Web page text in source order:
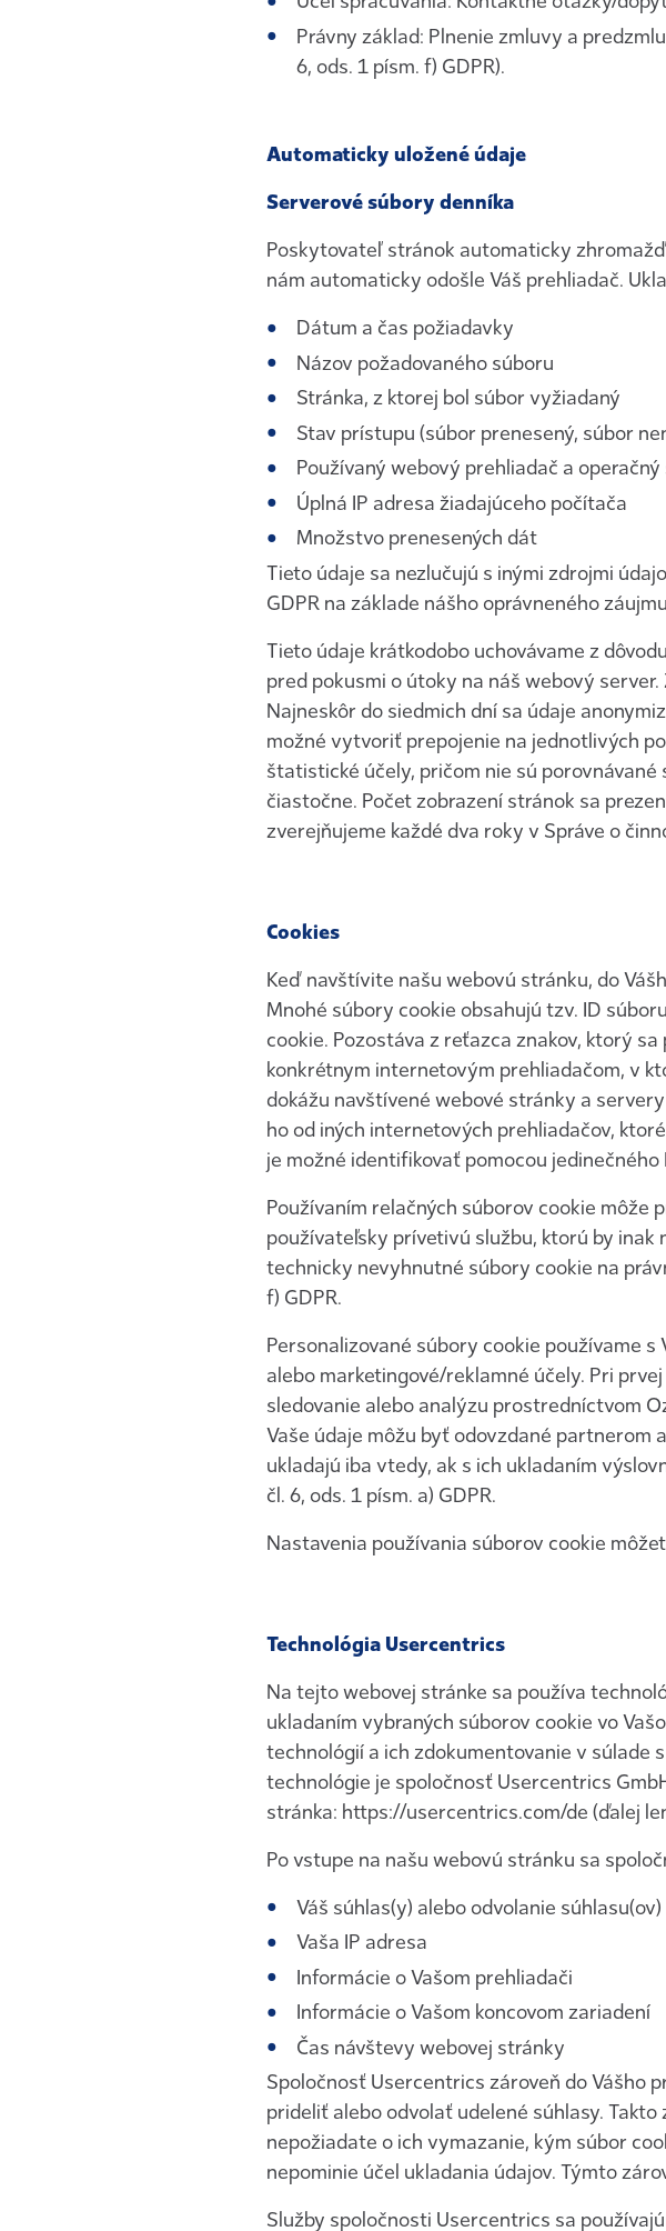
Právny základ: Plnenie zmluvy a
6, ods. 1 písm. f) GDPR).
Automaticky uložené údaje
Serverové súbory denníka
Poskytovateľ stránok automaticky
nám automaticky odošle Váš prehliadač.
Dátum a čas požiadavky
Názov požadovaného súboru
Stránka, z ktorej bol súbor vyžiadaný
Stav prístupu (súbor prenesený, súbor
Používaný webový prehliadač a operačný
Úplná IP adresa žiadajúceho počítača
Množstvo prenesených dát
Tieto údaje sa nezlučujú s inými zdrojmi
GDPR na základe nášho oprávneného
Tieto údaje krátkodobo uchovávame z
pred pokusmi o útoky na náš webový
Najneskôr do siedmich dní sa údaje
možné vytvoriť prepojenie na jednotlivých
štatistické účely, pričom nie sú
čiastočne. Počet zobrazení stránok sa
zverejňujeme každé dva roky v Správe o
Cookies
Keď navštívite našu webovú stránku, do
Mnohé súbory cookie obsahujú tzv. ID
cookie. Pozostáva z reťazca znakov, ktorý
konkrétnym internetovým prehliadačom, v
dokážu navštívené webové stránky a
ho od iných internetových prehliadačov,
je možné identifikovať pomocou jedinečného
Používaním relačných súborov cookie
používateľsky prívetivú službu, ktorú by
technicky nevyhnutné súbory cookie na
f) GDPR.
Personalizované súbory cookie používame
alebo marketingové/reklamné účely. Pri
sledovanie alebo analýzu prostredníctvom
Vaše údaje môžu byť odovzdané
ukladajú iba vtedy, ak s ich ukladaním
čl. 6, ods. 1 písm. a) GDPR.
Nastavenia používania súborov cookie
Technológia Usercentrics
Na tejto webovej stránke sa používa
ukladaním vybraných súborov cookie vo
technológií a ich zdokumentovanie v súlade
technológie je spoločnosť Usercentrics
stránka: https://usercentrics.com/de (ďalej
Po vstupe na našu webovú stránku sa
Váš súhlas(y) alebo odvolanie súhlasu(ov)
Vaša IP adresa
Informácie o Vašom prehliadači
Informácie o Vašom koncovom zariadení
Čas návštevy webovej stránky
Spoločnosť Usercentrics zároveň do Vášho
prideliť alebo odvolať udelené súhlasy.
nepožiadate o ich vymazanie, kým súbor
nepominie účel ukladania údajov. Týmto
Služby spoločnosti Usercentrics sa